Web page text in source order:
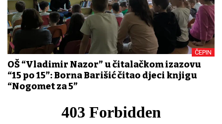
ČEPIN
OŠ “Vladimir Nazor” u čitalačkom izazovu
“15 po 15”: Borna Barišić čitao djeci knjigu
“Nogomet za 5”